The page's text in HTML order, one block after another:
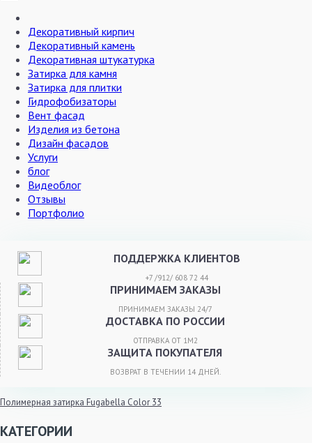
Декоративный кирпич
Декоративный камень
Декоративная штукатурка
Затирка для камня
Затирка для плитки
Гидрофобизаторы
Вент фасад
Изделия из бетона
Дизайн фасадов
Услуги
блог
Видеоблог
Отзывы
Портфолио
ПОДДЕРЖКА КЛИЕНТОВ
+7 /912/ 608 72 44
ПРИНИМАЕМ ЗАКАЗЫ
ПРИНИМАЕМ ЗАКАЗЫ 24/7
ДОСТАВКА ПО РОССИИ
ОТПРАВКА ОТ 1М2
ЗАЩИТА ПОКУПАТЕЛЯ
ВОЗВРАТ В ТЕЧЕНИИ 14 ДНЕЙ.
Полимерная затирка Fugabella Color 33
КАТЕГОРИИ